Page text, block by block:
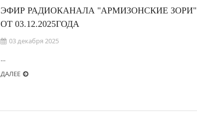
ЭФИР РАДИОКАНАЛА "АРМИЗОНСКИЕ ЗОРИ"
ОТ 03.12.2025ГОДА
03 декабря 2025
…
ДАЛЕЕ